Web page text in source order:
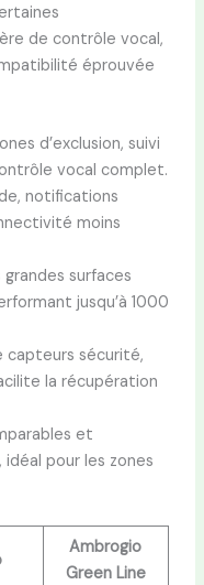
de contrôle vocal,
éprouvée
d’exclusion, suivi
vocal complet.
notifications
moins
surfaces
jusqu’à 1000
capteurs sécurité,
la récupération
et
pour les zones
Ambrogio
Green Line